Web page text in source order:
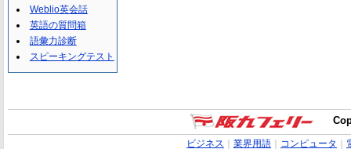
Weblio英会話
英語の質問箱
語彙力診断
スピーキングテスト
ビジネス 業界用語｜ コンピュータ